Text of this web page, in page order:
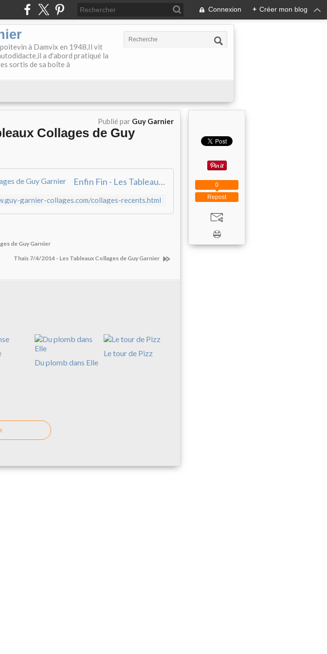
Connexion + Créer mon blog
à Damvix en 1948,Il vit
a d'abord pratiqué la
sortis de sa boîte à
Publié par Guy Garnier
Collages de Guy
Enfin Fin - Les Tableaux Collages de Guy Garnier
garnier-collages.com/collages-recents.html
de Guy Garnier
Thaïs 7/4/2014 - Les Tableaux Collages de Guy Garnier
Du plomb dans Elle
Le tour de Pizz
Repost
0